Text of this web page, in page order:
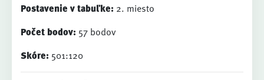
Postavenie v tabuľke: 2. miesto
Počet bodov: 57 bodov
Skóre: 501:120